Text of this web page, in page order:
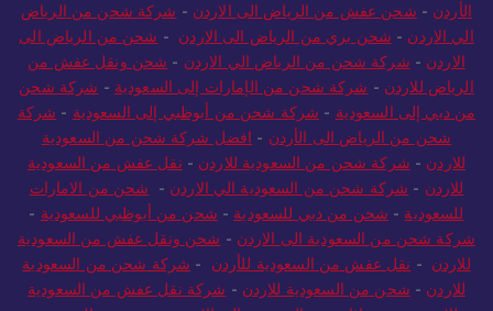
الأردن - شحن عفش من الرياض الى الاردن - شركة شحن من الرياض
الي الاردن - شحن بري من الرياض الى الاردن - شحن من الرياض الى
الاردن - شركة شحن من الرياض الي الاردن - شحن ونقل عفش من
الرياض للاردن - شركة شحن من الإمارات إلى السعودية - شركة شحن
من دبي إلى السعودية - شركة شحن من أبوظبي إلى السعودية - شركة
شحن من الرياض الى الأردن - افضل شركة شحن من السعودية
للاردن - شركة شحن من السعودية للاردن - نقل عفش من السعودية
للاردن - شركة شحن من السعودية الي الاردن - شحن من الامارات
للسعودية - شحن من دبي للسعودية - شحن من أبوظبي للسعودية -
شركة شحن من السعودية الى الاردن - شحن ونقل عفش من السعودية
للاردن - نقل عفش من السعودية للأردن - شركة شحن من السعودية
للاردن - شحن من السعودية للاردن - شركة نقل عفش من السعودية